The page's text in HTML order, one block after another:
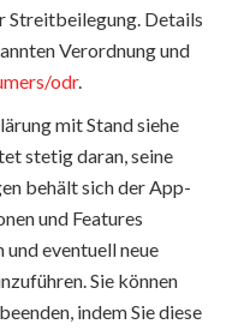
Details
Verordnung und
odr.
mit Stand siehe
stetig daran, seine
behält sich der App-
und Features
eventuell neue
Sie können
indem Sie diese